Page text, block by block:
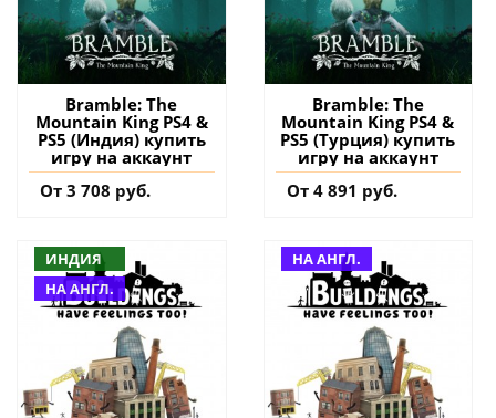
Bramble: The
Mountain King PS4 &
PS5 (Индия) купить
игру на аккаунт
От 3 708 руб.
Bramble: The
Mountain King PS4 &
PS5 (Турция) купить
игру на аккаунт
От 4 891 руб.
ИНДИЯ
НА АНГЛ.
НА АНГЛ.